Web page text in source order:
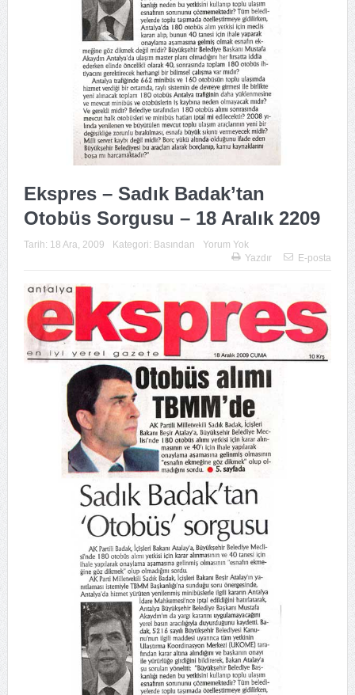
Ekspres – Sadık Badak’tan
Otobüs Sorgusu – 18 Aralık 2209
Tarih: 18 Ara, 2009 Kategori: Basından
Yorum Yok
Yazdır
E-posta